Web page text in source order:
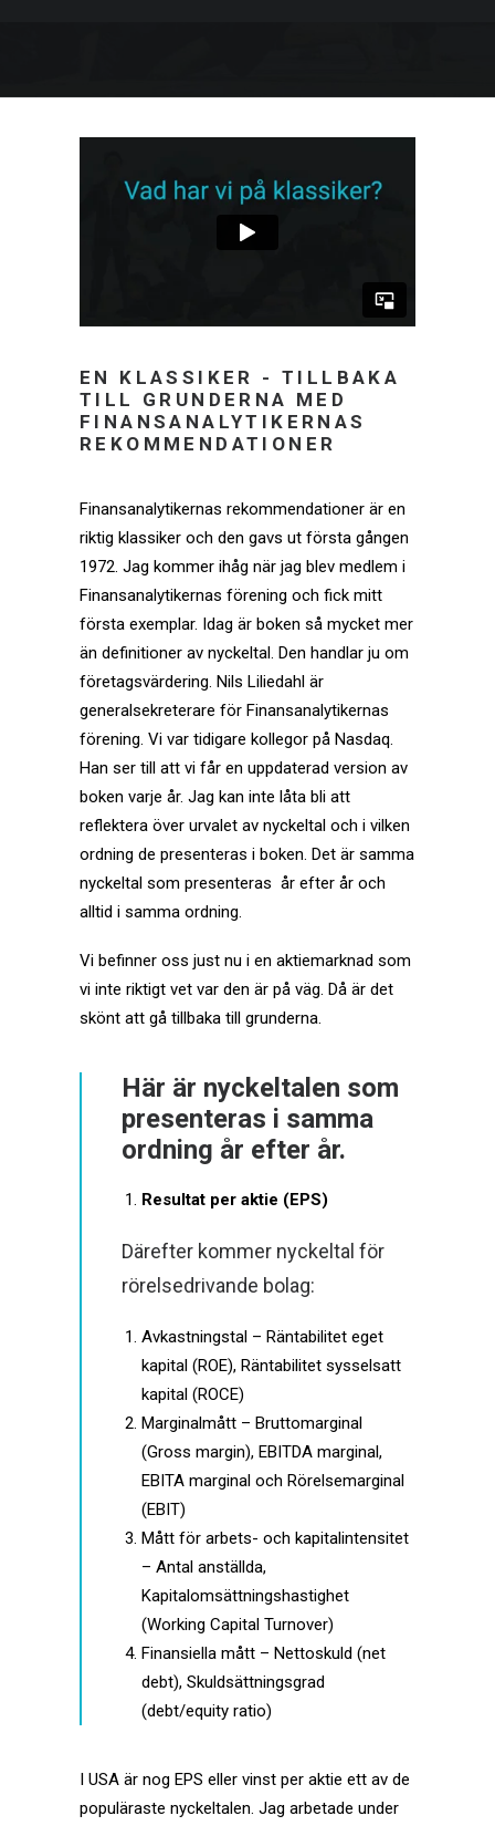
EN KLASSIKER - TILLBAKA
TILL GRUNDERNA MED
FINANSANALYTIKERNAS
REKOMMENDATIONER
Finansanalytikernas rekommendationer är en
riktig klassiker och den gavs ut första gången
1972. Jag kommer ihåg när jag blev medlem i
Finansanalytikernas förening och fick mitt
första exemplar. Idag är boken så mycket mer
än definitioner av nyckeltal. Den handlar ju om
företagsvärdering. Nils Liliedahl är
generalsekreterare för Finansanalytikernas
förening. Vi var tidigare kollegor på Nasdaq.
Han ser till att vi får en uppdaterad version av
boken varje år. Jag kan inte låta bli att
reflektera över urvalet av nyckeltal och i vilken
ordning de presenteras i boken. Det är samma
nyckeltal som presenteras år efter år och
alltid i samma ordning.
Vi befinner oss just nu i en aktiemarknad som
vi inte riktigt vet var den är på väg. Då är det
skönt att gå tillbaka till grunderna.
Här är nyckeltalen som
presenteras i samma
ordning år efter år.
Resultat per aktie (EPS)
Därefter kommer nyckeltal för
rörelsedrivande bolag:
Avkastningstal – Räntabilitet eget
kapital (ROE), Räntabilitet sysselsatt
kapital (ROCE)
Marginalmått – Bruttomarginal
(Gross margin), EBITDA marginal,
EBITA marginal och Rörelsemarginal
(EBIT)
Mått för arbets- och kapitalintensitet
– Antal anställda,
Kapitalomsättningshastighet
(Working Capital Turnover)
Finansiella mått – Nettoskuld (net
debt), Skuldsättningsgrad
(debt/equity ratio)
I USA är nog EPS eller vinst per aktie ett av de
populäraste nyckeltalen. Jag arbetade under